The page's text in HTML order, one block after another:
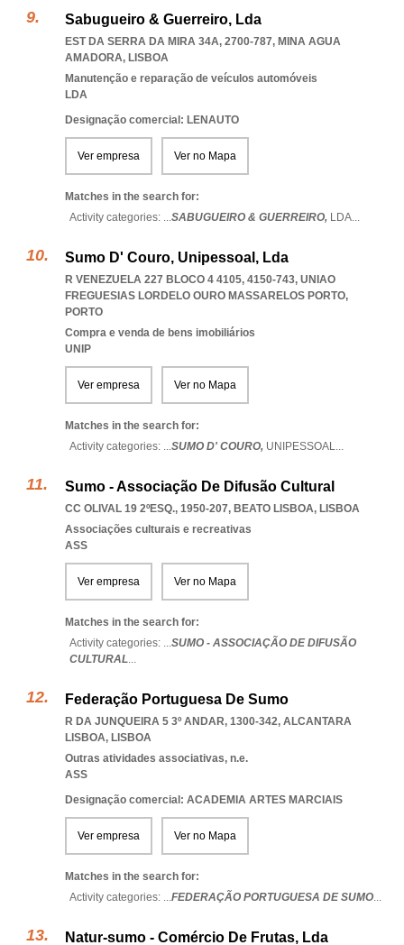
Sabugueiro & Guerreiro, Lda
EST DA SERRA DA MIRA 34A, 2700-787, MINA AGUA
AMADORA, LISBOA
Manutenção e reparação de veículos automóveis
LDA
Designação comercial: LENAUTO
Ver empresa Ver no Mapa
Matches in the search for:
Activity categories: ...SABUGUEIRO & GUERREIRO, LDA...
Sumo D' Couro, Unipessoal, Lda
R VENEZUELA 227 BLOCO 4 4105, 4150-743, UNIAO
FREGUESIAS LORDELO OURO MASSARELOS PORTO,
PORTO
Compra e venda de bens imobiliários
UNIP
Ver empresa Ver no Mapa
Matches in the search for:
Activity categories: ...SUMO D' COURO, UNIPESSOAL...
Sumo - Associação De Difusão Cultural
CC OLIVAL 19 2ºESQ., 1950-207, BEATO LISBOA, LISBOA
Associações culturais e recreativas
ASS
Ver empresa Ver no Mapa
Matches in the search for:
Activity categories: ...SUMO - ASSOCIAÇÃO DE DIFUSÃO
CULTURAL...
Federação Portuguesa De Sumo
R DA JUNQUEIRA 5 3º ANDAR, 1300-342, ALCANTARA
LISBOA, LISBOA
Outras atividades associativas, n.e.
ASS
Designação comercial: ACADEMIA ARTES MARCIAIS
Ver empresa Ver no Mapa
Matches in the search for:
Activity categories: ...FEDERAÇÃO PORTUGUESA DE SUMO...
Natur-sumo - Comércio De Frutas, Lda